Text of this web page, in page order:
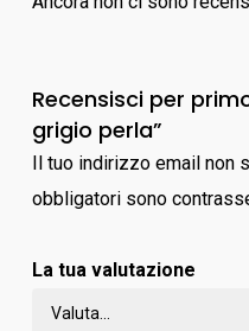
Recensisci per
grigio perla”
Il tuo indirizzo email non
obbligatori sono
La tua valutazione